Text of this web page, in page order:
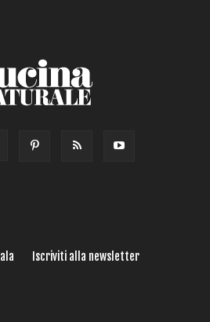
Iscriviti alla newsletter